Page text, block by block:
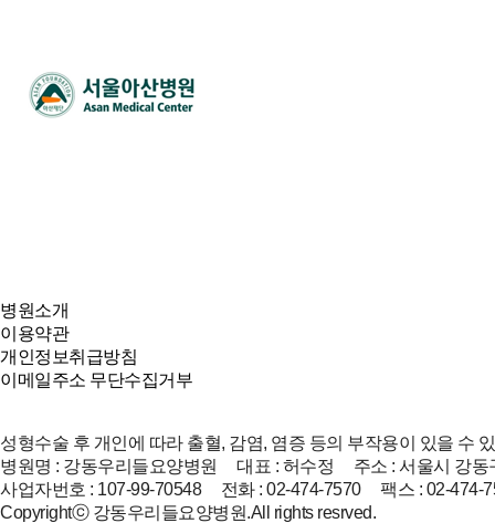
병원소개
이용약관
개인정보취급방침
이메일주소 무단수집거부
성형수술 후 개인에 따라 출혈, 감염, 염증 등의 부작용이 있을 수
병원명 : 강동우리들요양병원 대표 : 허수정 주소 : 서울시 강동
사업자번호 : 107-99-70548 전화 : 02-474-7570 팩스 : 02-474-
Copyrightⓒ 강동우리들요양병원.All rights resrved.